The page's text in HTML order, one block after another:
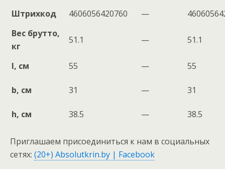
Штрихкод 4606056420760 —
Вес брутто,
кг
51.1 — 51.1
l, см 55 — 55
b, см 31 — 31
h, см 38.5 — 38.5
Приглашаем присоединиться к нам в социальных
сетях: (20+) Absolutkrin.by | Facebook